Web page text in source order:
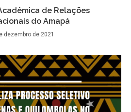
de Relações
do Amapá
dezembro de 2021